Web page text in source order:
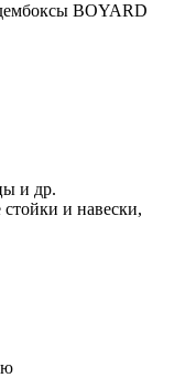
BOYARD
и др.
и навески,